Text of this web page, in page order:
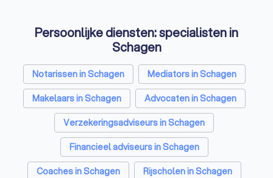
Persoonlijke diensten: specialisten in
Schagen
Notarissen in Schagen
Mediators in Schagen
Makelaars in Schagen
Advocaten in Schagen
Verzekeringsadviseurs in Schagen
Financieel adviseurs in Schagen
Coaches in Schagen
Rijscholen in Schagen